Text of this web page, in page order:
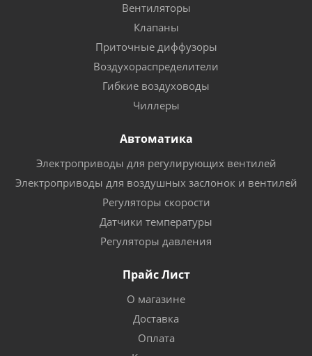
Вентиляторы
Клапаны
Приточные диффузоры
Воздухораспределители
Гибкие воздуховоды
Чиллеры
Автоматика
Электроприводы для регулирующих вентилей
Электроприводы для воздушных заслонок и вентилей
Регуляторы скорости
Датчики температуры
Регуляторы давления
Прайс Лист
О магазине
Доставка
Оплата